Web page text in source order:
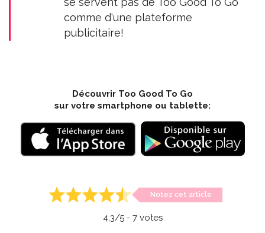
comme d'une plateforme
publicitaire!
Découvrir Too Good To Go
sur votre smartphone ou tablette:
Notez cet article
4.3/5 - 7votes